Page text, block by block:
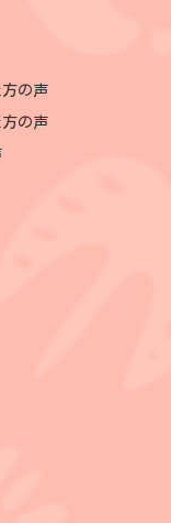
の声
の声